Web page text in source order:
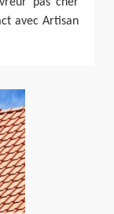
avec Artisan